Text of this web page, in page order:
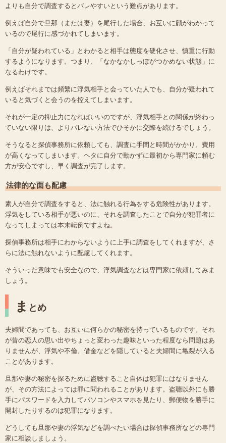
よりも自分で調査するとバレやすいという難点があります。
例えば自分で旦那（または妻）を尾行した場合、お互いに顔がわかって
いるので尾行に感づかれてしまいます。
「自分が疑われている」とわかると相手は態度を硬化させ、慎重に行動
するようになります。つまり、「なかなかしっぼがつかめない状態」に
なるわけです。
例えばそれまでは頻繁に浮気相手と会っていた人でも、自分が疑われて
いると気づくと会うのを控えてしまいます。
それが一定の抑止力になればいいのですが、浮気相手との関係が終わっ
ていない限りは、よりバレない方法でひそかに交際を続けるでしょう。
そうなると探偵事務所に依頼しても、調査に手間と時間がかかり、費用
が高くなってしまいます。ヘタに自分で動かずに最初から専門家に頼む
方が安心ですし、早く調査が完了します。
法律的な面も配慮
素人が自分で調査をすると、法に触れる行為をする危険性があります。
浮気をしている相手が悪いのに、それを調査したことで自分が犯罪者に
なってしまっては本末転倒ですよね。
探偵事務所は相手にわからないように上手に調査をしてくれますが、さ
らに法に触れないように配慮してくれます。
そういった意味でも安全なので、浮気調査などは専門家に依頼してみま
しょう。
ま とめ
夫婦間であっても、お互いに何らかの秘密を持っているものです。それ
が昔の恋人の思い出やちょっと変わった趣味といった程度なら問題はあ
りませんが、浮気や不倫、借金などを隠していると夫婦間に亀裂が入る
ことがあります。
旦那や妻の秘密を探るために盗聴すること自体は犯罪にはなりません
が、その方法によっては罪に問われることがあります。盗聴以外にも勝
手にパスワードを入力してパソコンやスマホを見たり、郵便物を勝手に
開封したりするのは犯罪になります。
どうしても旦那や妻の浮気などを調べたい場合は探偵事務所などの専門
家に相談しましょう。